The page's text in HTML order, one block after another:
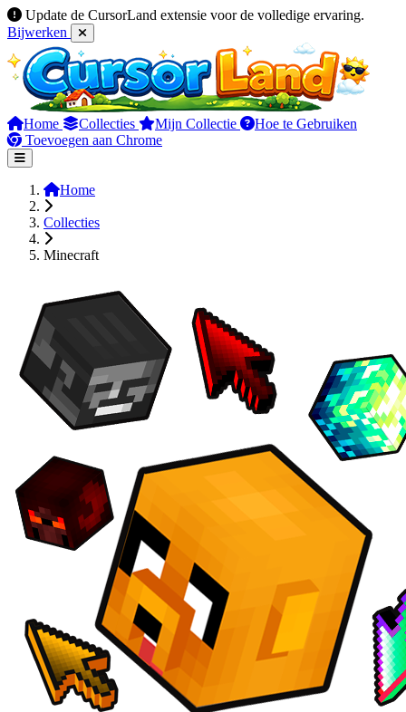
Update de CursorLand extensie voor de volledige ervaring.
Bijwerken
Home Collecties Mijn Collectie
Hoe te Gebruiken
Toevoegen aan Chrome
Home
Collecties
Minecraft